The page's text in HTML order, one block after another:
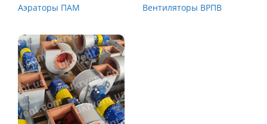
Аэраторы ПАМ
Вентиляторы ВРПВ